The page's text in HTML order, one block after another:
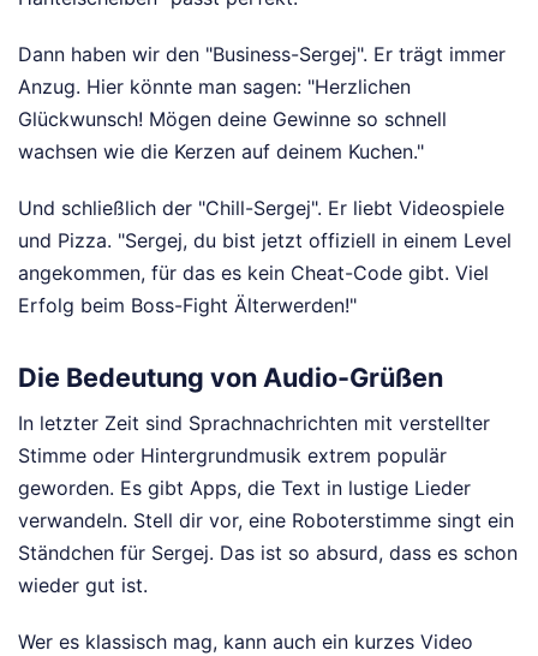
Dann haben wir den "Business-Sergej". Er trägt immer
Anzug. Hier könnte man sagen: "Herzlichen
Glückwunsch! Mögen deine Gewinne so schnell
wachsen wie die Kerzen auf deinem Kuchen."
Und schließlich der "Chill-Sergej". Er liebt Videospiele
und Pizza. "Sergej, du bist jetzt offiziell in einem Level
angekommen, für das es kein Cheat-Code gibt. Viel
Erfolg beim Boss-Fight Älterwerden!"
Die Bedeutung von Audio-Grüßen
In letzter Zeit sind Sprachnachrichten mit verstellter
Stimme oder Hintergrundmusik extrem populär
geworden. Es gibt Apps, die Text in lustige Lieder
verwandeln. Stell dir vor, eine Roboterstimme singt ein
Ständchen für Sergej. Das ist so absurd, dass es schon
wieder gut ist.
Wer es klassisch mag, kann auch ein kurzes Video